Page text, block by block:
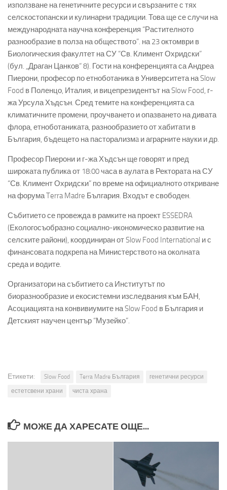
използване на генетичните ресурси и свързаните с тях
селскостопански и кулинарни традиции. Това ще се случи на
международната научна конференция “Растителното
разнообразие в полза на обществото”. на 23 октомври в
Биологическия факултет на СУ “Св. Климент Охридски”
(бул. „Драган Цанков“ 8). Гости на конференцията са Андреа
Пиерони, професор по етноботаника в Университета на Slow
Food в Поленцо, Италия, и вицепрезидентът на Slow Food, г-
жа Урсула Хъдсън. Сред темите на конференцията са
климатичните промени, проучването и опазването на дивата
флора, етноботаниката, разнообразието от хабитати в
България, бъдещето на пасторализмa и аграрните науки и др.
Професор Пиерони и г-жа Хъдсън ще говорят и пред
широката публика от 18:00 часа в аулата в Ректората на СУ
“Св. Климент Охридски” по време на официалното откриване
на форума Terra Madre България. Входът е свободен.
Събитието се провежда в рамките на проект ESSEDRA
(Екологосъобразно социално-икономическо развитие на
селските райони), координиран от Slow Food International и с
финансовата подкрепа на Министерството на околната
среда и водите.
Организатори на събитието са Институтът по
биоразнообразие и екосистемни изследвания към БАН,
Асоциацията на конвивиумите на Slow Food в България и
Детският научен център “Музейко”.
Етикети: Slow Food Terra Madre България
генетични ресурси
естетсвени храни
чиста храна
МОЖЕ ДА ХАРЕСАТЕ ОЩЕ...